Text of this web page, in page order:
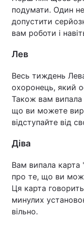
подумати. Один
допустити
вам роботи і
Лев
Весь тиждень
охоронець, який
Також вам випала
що ви можете
відступайте від
Діва
Вам випала карта
про те, що ви
Ця карта
минулих
вільно.